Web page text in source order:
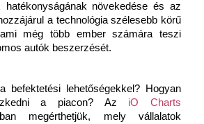
hatékonyságának növekedése és az
a technológia szélesebb körű
ami még több ember számára teszi
autók beszerzését.
befektetési lehetőségekkel? Hogyan
a piacon? Az iO Charts
megérthetjük, mely vállalatok